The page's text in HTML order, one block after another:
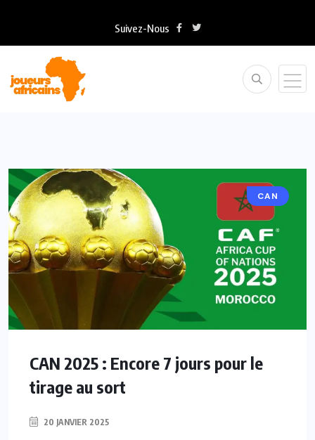
Suivez-Nous
CAN
CAN 2025 : Encore 7 jours pour le
tirage au sort
20 JANVIER 2025